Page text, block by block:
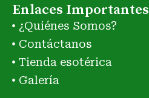
Enlaces Importantes
¿Quiénes Somos?
Contáctanos
Tienda esotérica
Galería